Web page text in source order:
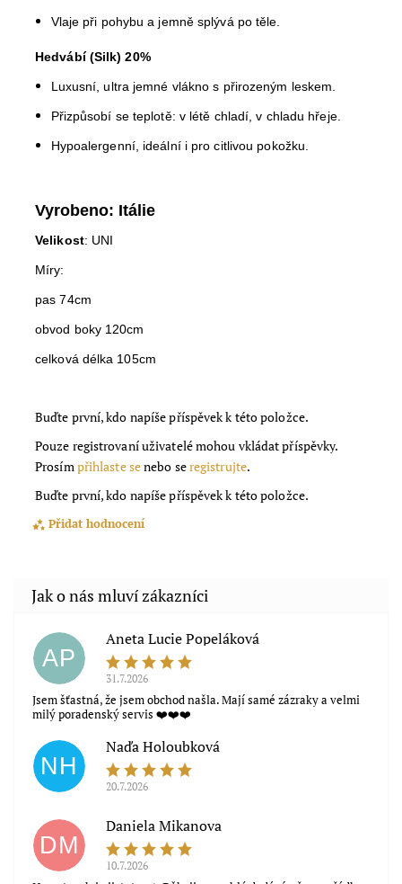
Vlaje při pohybu a jemně splývá po těle.
Hedvábí (Silk) 20%
Luxusní, ultra jemné vlákno s přirozeným leskem.
Přizpůsobí se teplotě: v létě chladí, v chladu hřeje.
Hypoalergenní, ideální i pro citlivou pokožku.
Vyrobeno: Itálie
Velikost: UNI
Míry:
pas 74cm
obvod boky 120cm
celková délka 105cm
Buďte první, kdo napíše příspěvek k této položce.
Pouze registrovaní uživatelé mohou vkládat příspěvky.
Prosím přihlaste senebo seregistrujte.
Buďte první, kdo napíše příspěvek k této položce.
Přidat hodnocení
AP
Aneta Lucie Popeláková
31.7.2026
Jsem šťastná, že jsem obchod našla. Mají samé zázraky a velmi
milý poradenský servis ❤️❤️❤️
NH
Naďa Holoubková
20.7.2026
DM
Daniela Mikanova
10.7.2026